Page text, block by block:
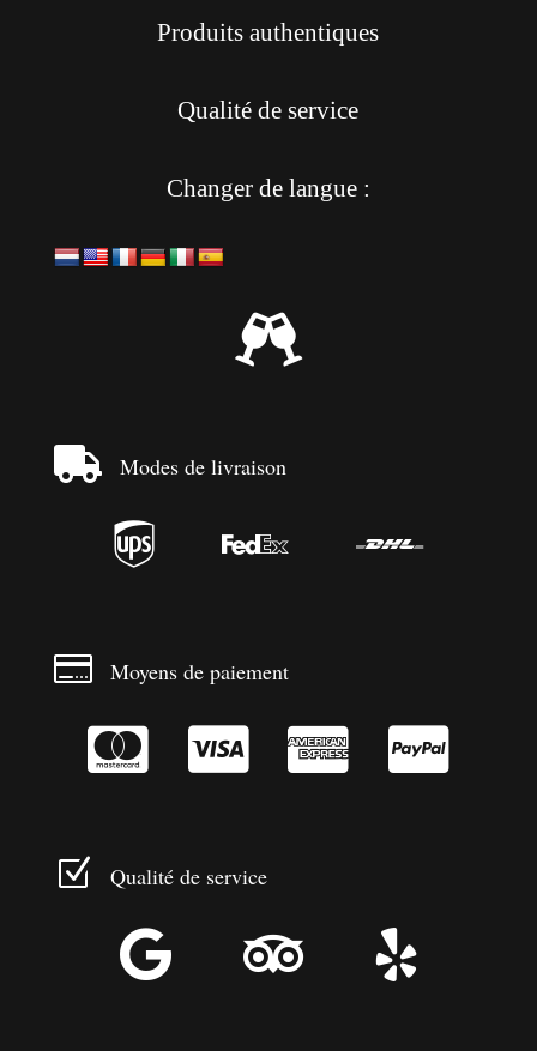
Produits authentiques
Qualité de service
Changer de langue :

 Modes de livraison
  
 Moyens de paiement
   
Z Qualité de service
  